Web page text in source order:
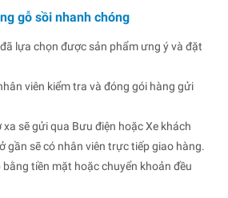
gỗ sồi nhanh chóng
lựa chọn được sản phẩm ưng ý và đặt
viên kiểm tra và đóng gói hàng gửi
sẽ gửi qua Bưu điện hoặc Xe khách
gần sẽ có nhân viên trực tiếp giao hàng.
tiền mặt hoặc chuyển khoản đều